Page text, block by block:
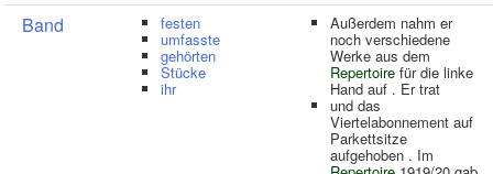
Band festen
umfasste
gehörten
Stücke
ihr
Außerdem nahm er
noch verschiedene
Werke aus dem
Repertoire für die linke
Hand auf . Er trat
und das
Viertelabonnement auf
Parkettsitze
aufgehoben . Im